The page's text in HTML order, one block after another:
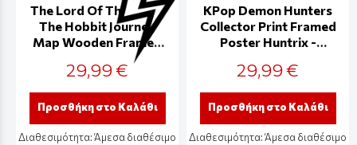
The Lord Of The Rings
The Hobbit Journey
Map Wooden Framed
30x40cm Print -
FP10385P
29,99 €
Προσθήκη στο Καλάθι
Διαθεσιμότητα:Άμεσα διαθέσιμο
KPop Demon Hunters
Collector Print Framed
Poster Huntrix -
29,99 €
Προσθήκη στο Καλάθι
Διαθεσιμότητα:Άμεσα διαθέσιμο